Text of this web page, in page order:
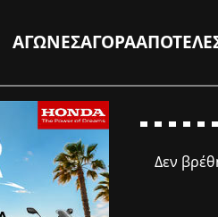
ΑΓΩΝΕΣΑΓΟΡΑ
Δεν